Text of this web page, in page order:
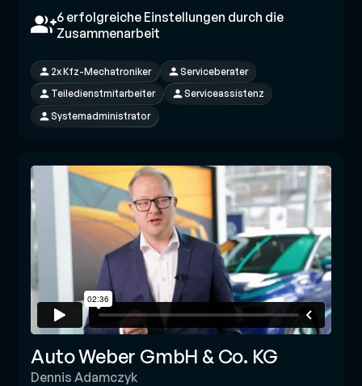
6 erfolgreiche Einstellungen durch die
Zusammenarbeit
2x Kfz-Mechatroniker
Serviceberater
Teiledienstmitarbeiter
Serviceassistenz
Systemadministrator
Auto Weber GmbH & Co. KG
Dennis Adamczyk